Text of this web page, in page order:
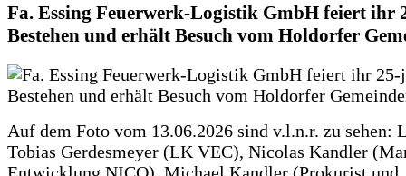
Fa. Essing Feuerwerk-Logistik GmbH feiert ihr
Bestehen und erhält Besuch vom Holdorfer
Auf dem Foto vom 13.06.2026 sind v.l.n.r. zu sehen:
Tobias Gerdesmeyer (LK VEC), Nicolas Kandler